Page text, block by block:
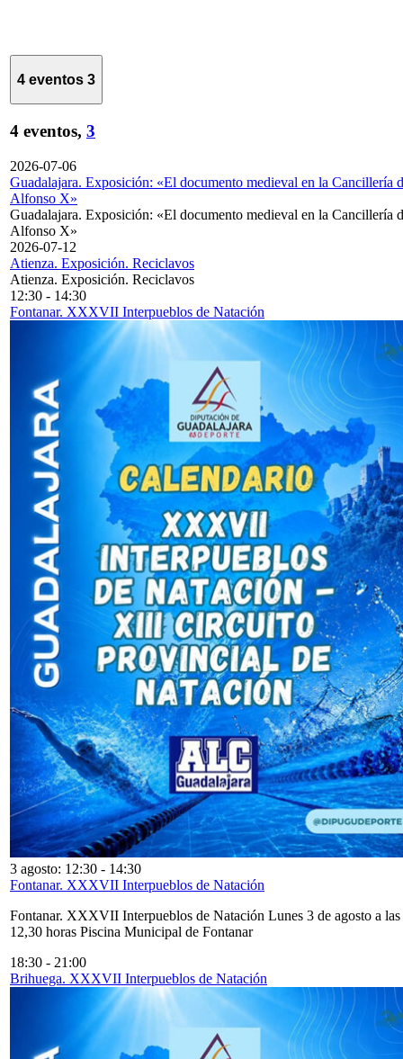
4 eventos 3
4 eventos, 3
2026-07-06
Guadalajara. Exposición: «El documento medieval en la Cancillería
Alfonso X»
Guadalajara. Exposición: «El documento medieval en la Cancillería
Alfonso X»
2026-07-12
Atienza. Exposición. Reciclavos
Atienza. Exposición. Reciclavos
12:30 - 14:30
Fontanar. XXXVII Interpueblos de Natación
3 agosto: 12:30 - 14:30
Fontanar. XXXVII Interpueblos de Natación
Fontanar. XXXVII Interpueblos de Natación Lunes 3 de agosto a las
12,30 horas Piscina Municipal de Fontanar
18:30 - 21:00
Brihuega. XXXVII Interpueblos de Natación